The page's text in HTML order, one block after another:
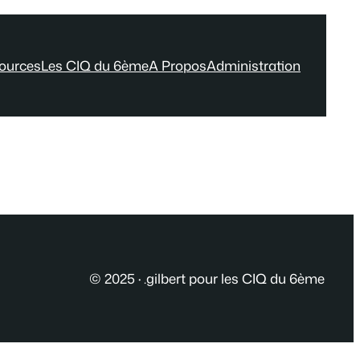
Les CIQ du 6èmeA ProposAdministration
© 2025 · .gilbert pour les CIQ du 6ème